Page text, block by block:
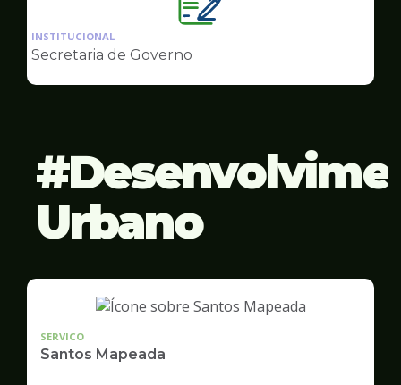
Ilustração
da
Governo
INSTITUCIONAL
Secretaria de Governo
Urbano
SERVICO
Santos Mapeada